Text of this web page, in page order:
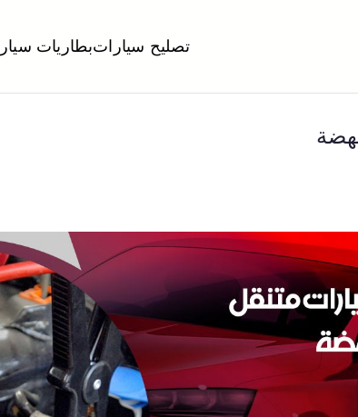
متنقل الكويت
الكويت كهرباء وبنشر تبديل تواير تواير اطارات عجلات
تصليح سياراتبطاريات